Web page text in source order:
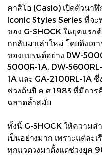
คาสิโอ (Casio) เปิดตัวนา
Iconic Styles Series ที่จ
ของ G-SHOCK ในยุคแรก
กกลับมาเล่าใหม่ โดยดึงเอ
ของแบรนด์อย่าง DW-
5000R-1A, DW-
1A และ GA-2100RL-1A
ช่วงต้นปี ค.ศ.1983 ที่มีกา
ฉลาดล้ำสมัย
ทั้งนี้ G-SHOCK ให้ความ
เป็นอย่างมาก เพราะแต่ละ
ทุกแวดวงมาตั้งแต่ช่วงยุค